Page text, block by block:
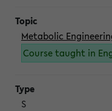
Metabolic
Course taught in
S